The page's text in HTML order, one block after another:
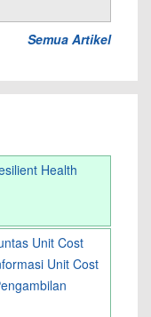
Semua Artikel
Health
Unit Cost
Unit Cost